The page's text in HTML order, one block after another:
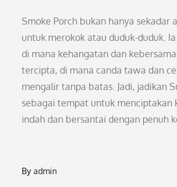
Smoke Porch bukan hanya sekadar
untuk merokok atau duduk-duduk.
di mana kehangatan dan
tercipta, di mana canda tawa dan
mengalir tanpa batas. Jadi, jadikan
sebagai tempat untuk menciptakan
indah dan bersantai dengan penuh
Byadmin